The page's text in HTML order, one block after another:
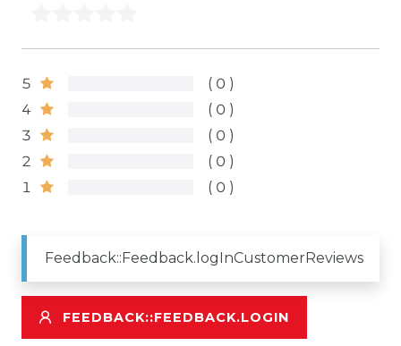
5
0
4
0
3
0
2
0
1
0
Feedback::Feedback.logInCustomerReviews
FEEDBACK::FEEDBACK.LOGIN